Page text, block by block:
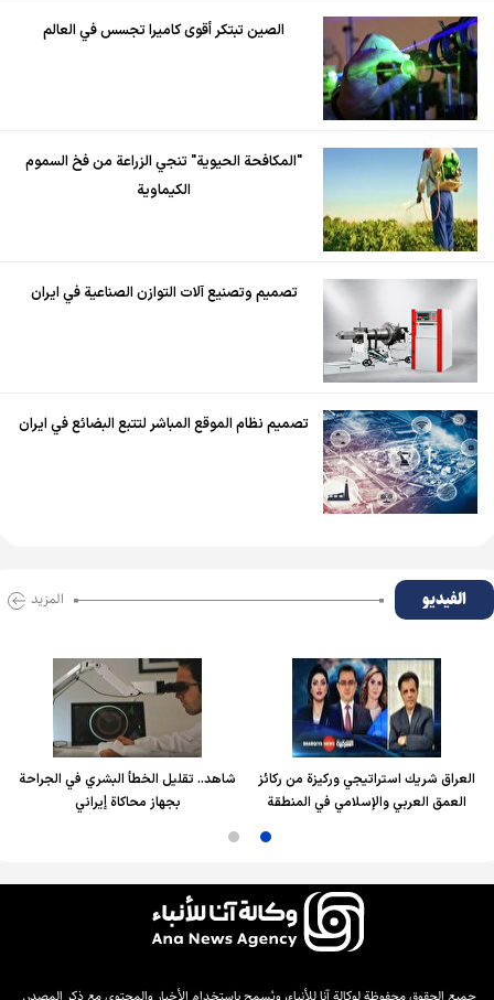
الصين تبتكر أقوى كاميرا تجسس في العالم
"المكافحة الحيوية" تنجي الزراعة من فخ السموم
الكيماوية
تصميم وتصنيع آلات التوازن الصناعية في ايران
تصميم نظام الموقع المباشر لتتبع البضائع في ايران
الفیدیو المزید
العراق شريك استراتيجي وركيزة من ركائز
العمق العربي والإسلامي في المنطقة
شاهد.. تقليل الخطأ البشري في الجراحة
بجهاز محاكاة إيراني